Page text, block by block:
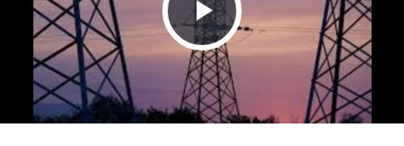
Play Video